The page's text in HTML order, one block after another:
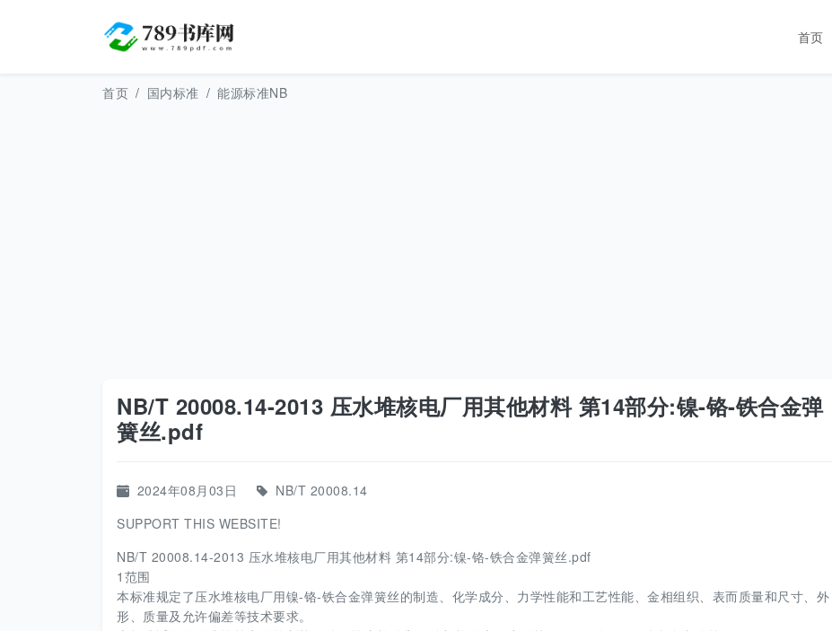
首页
首页 国内标准 能源标准NB
NB/T 20008.14-2013 压水堆核电厂用其他材料 第14部分:镍-铬-铁合金弹
簧丝.pdf
2024年08月03日
NB/T 20008.14
SUPPORT THIS WEBSITE!
NB/T 20008.14-2013 压水堆核电厂用其他材料 第14部分:镍-铬-铁合金弹簧丝.pdf
1范围
本标准规定了压水堆核电厂用镍-铬-铁合金弹簧丝的制造、化学成分、力学性能和工艺性能、金相组织、表而质量和尺寸、外
形、质量及允许偏差等技术要求。